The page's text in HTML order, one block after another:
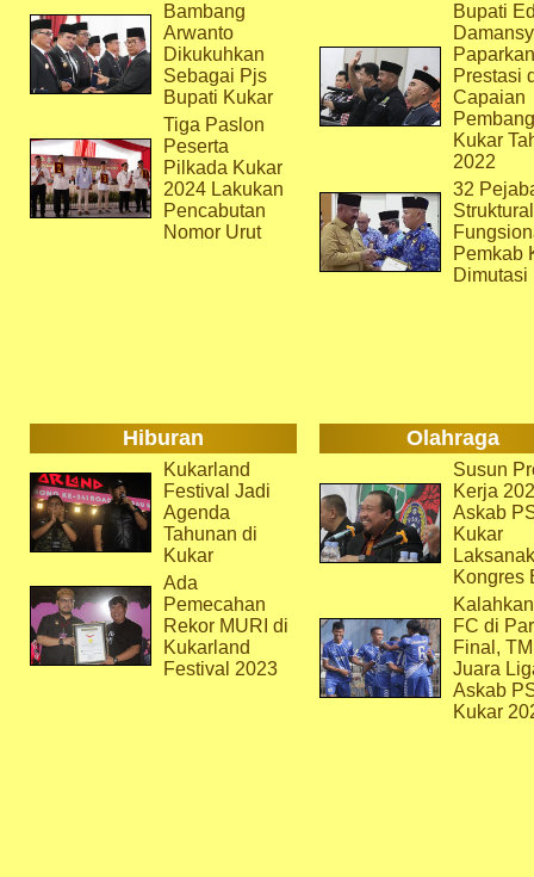
Bambang
Arwanto
Dikukuhkan
Sebagai Pjs
Bupati Kukar
Tiga Paslon
Peserta
Pilkada Kukar
2024 Lakukan
Pencabutan
Nomor Urut
Bupati
Paparkan
Prestasi
Capaian
Kukar
2022
32
Pemkab
Dimutasi
Hiburan Olahraga
Kukarland
Festival Jadi
Agenda
Tahunan di
Kukar
Ada
Pemecahan
Rekor MURI di
Kukarland
Festival 2023
Susun
Kerja
Askab
Kukar
Kongres
FC di
Final,
Juara
Askab
Kukar